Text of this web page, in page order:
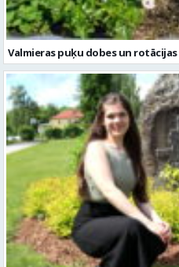
Valmieras puķu dobes un rotācijas